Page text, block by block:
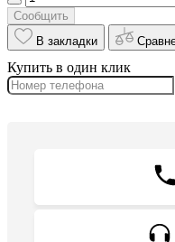
Сообщить
В закладки
Купить в один клик